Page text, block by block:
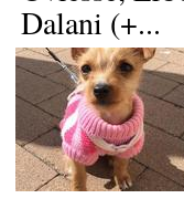
Dalani (+...